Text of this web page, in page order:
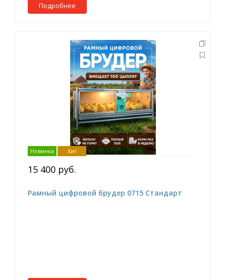
Подробнее
Новинка Хит
15 400 руб.
Рамный цифровой брудер 0715 Стандарт